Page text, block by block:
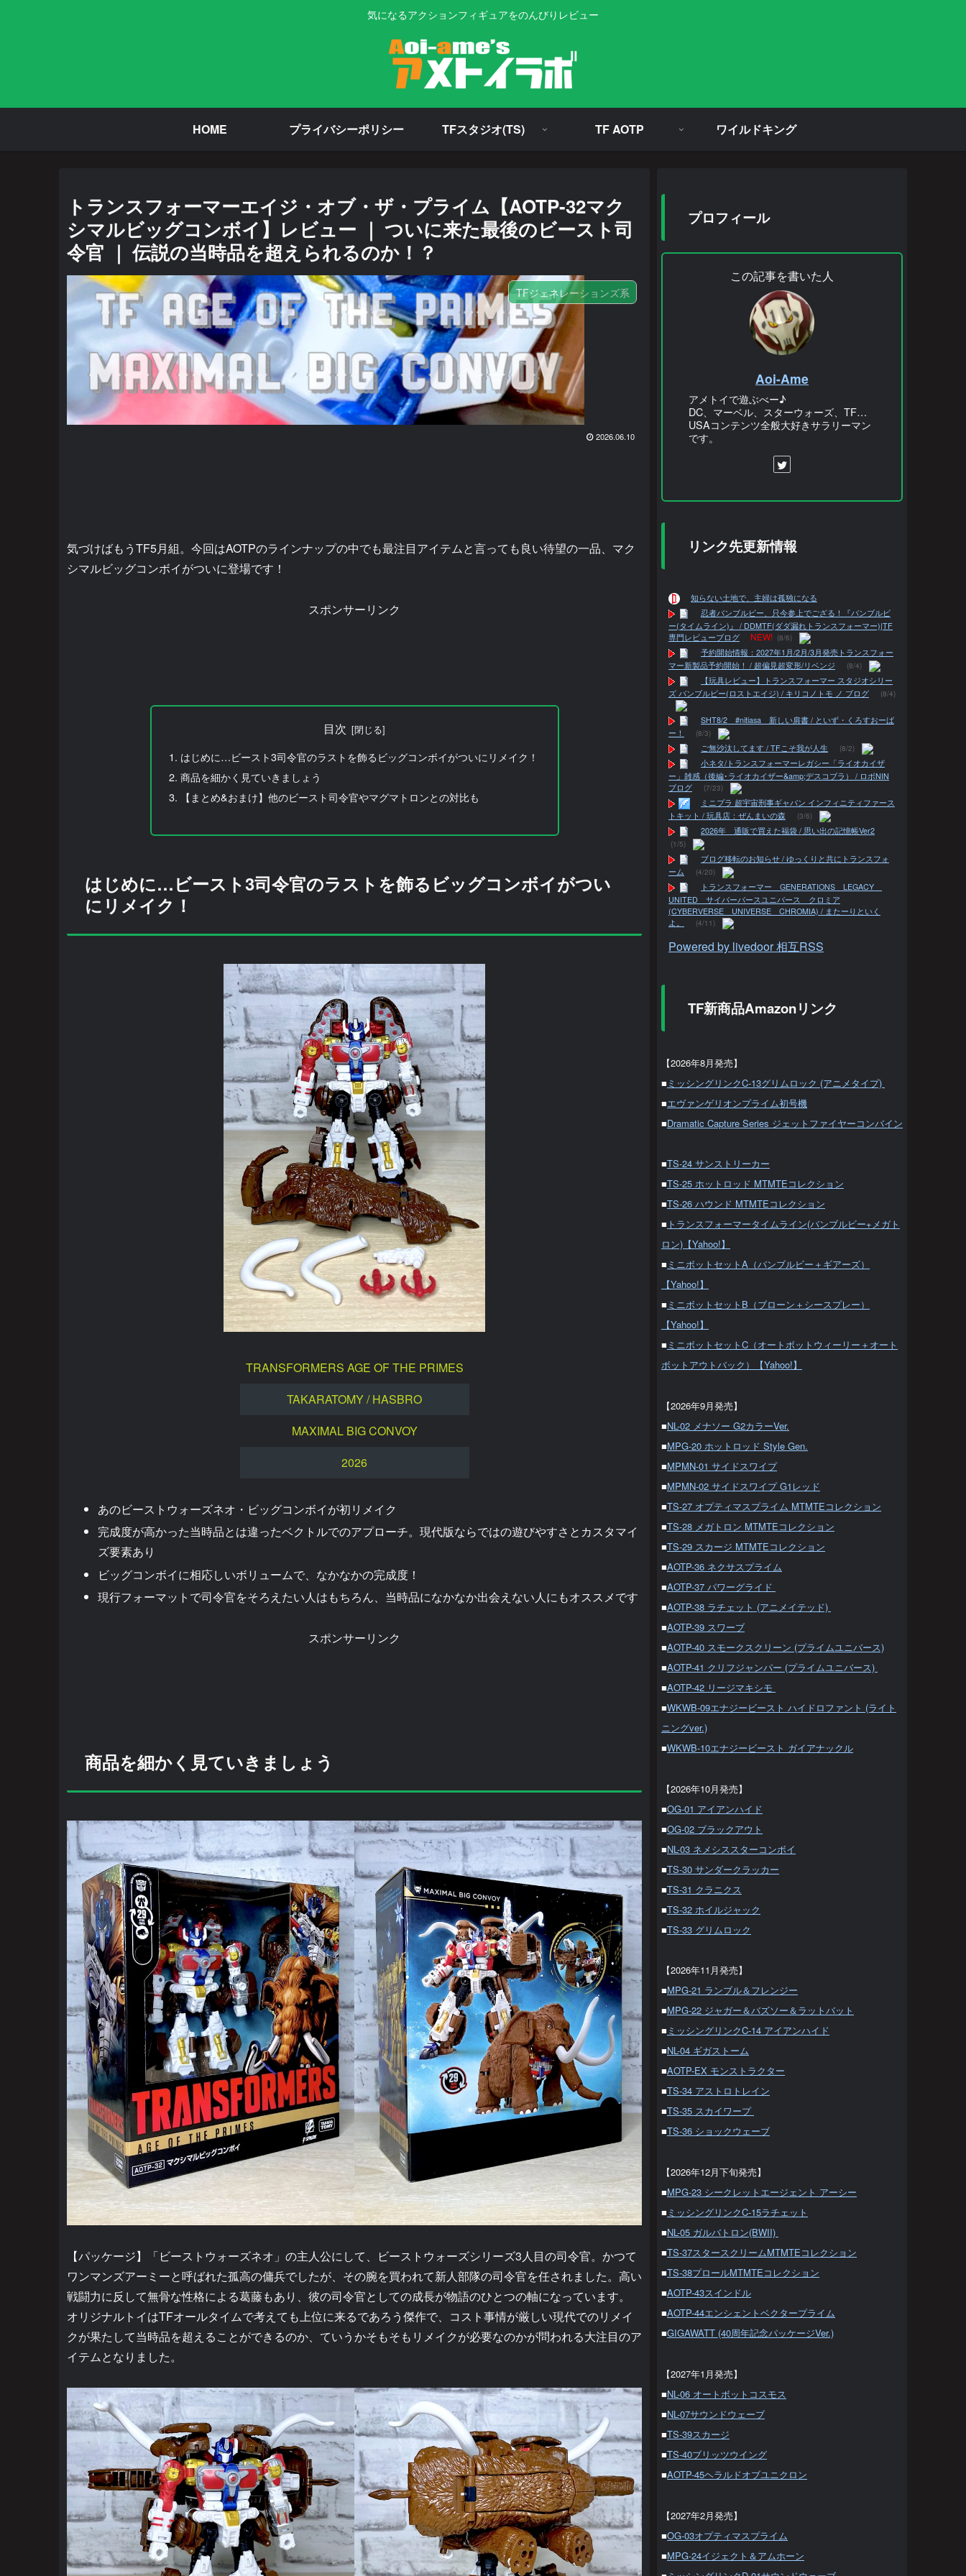
気になるアクションフィギュアをのんびりレビュー
HOME プライバシーポリシー TFスタジオ(TS) TF AOTP ワイルドキング
トランスフォーマーエイジ・オブ・ザ・プライム【AOTP-32マク
シマルビッグコンボイ】レビュー ｜ ついに来た最後のビースト司
令官 ｜ 伝説の当時品を超えられるのか！？
TFジェネレーションズ系
2026.06.10
気づけばもうTF5月組。今回はAOTPのラインナップの中でも最注目アイテムと言っても良い待望の一品、マク
シマルビッグコンボイがついに登場です！
スポンサーリンク
目次
はじめに…ビースト3司令官のラストを飾るビッグコンボイがついにリメイク！
商品を細かく見ていきましょう
【まとめ&おまけ】他のビースト司令官やマグマトロンとの対比も
はじめに…ビースト3司令官のラストを飾るビッグコンボイがつい
にリメイク！
TRANSFORMERS AGE OF THE PRIMES
TAKARATOMY / HASBRO
MAXIMAL BIG CONVOY
2026
あのビーストウォーズネオ・ビッグコンボイが初リメイク
完成度が高かった当時品とは違ったベクトルでのアプローチ。現代版ならではの遊びやすさとカスタマイ
ズ要素あり
ビッグコンボイに相応しいボリュームで、なかなかの完成度！
現行フォーマットで司令官をそろえたい人はもちろん、当時品になかなか出会えない人にもオススメです
スポンサーリンク
商品を細かく見ていきましょう
【パッケージ】「ビーストウォーズネオ」の主人公にして、ビーストウォーズシリーズ3人目の司令官。かつて
ワンマンズアーミーと呼ばれた孤高の傭兵でしたが、その腕を買われて新人部隊の司令官を任されました。高い
戦闘力に反して無骨な性格による葛藤もあり、彼の司令官としての成長が物語のひとつの軸になっています。
オリジナルトイはTFオールタイムで考えても上位に来るであろう傑作で、コスト事情が厳しい現代でのリメイ
クが果たして当時品を超えることができるのか、ていうかそもそもリメイクが必要なのかが問われる大注目のア
イテムとなりました。
プロフィール
この記事を書いた人
Aoi-Ame
アメトイで遊ぶべー♪
DC、マーベル、スターウォーズ、TF…
USAコンテンツ全般大好きサラリーマン
です。
リンク先更新情報
知らない土地で、主婦は孤独になる
忍者バンブルビー、只今参上でござる！『バンブルビ
ー(タイムライン)』 / DDMTF(ダダ漏れトランスフォーマー)|TF
専門レビューブログ
NEW! (8/6)
予約開始情報：2027年1月/2月/3月発売トランスフォー
マー新製品予約開始！ / 超偏見超変形/リベンジ
(8/4)
【玩具レビュー】トランスフォーマー スタジオシリー
ズ バンブルビー(ロストエイジ) / キリコノトモ ノ ブログ
(8/4)
SHT8/2 #nitiasa 新しい肩書 / といず・くろすおーば
ー！
(8/3)
ご無沙汰してます / TFこそ我が人生 (8/2)
小ネタ/トランスフォーマーレガシー「ライオカイザ
ー」雑感（後編･ライオカイザー&amp;デスコブラ） / ロボNIN
ブログ
(7/23)
ミニプラ 超宇宙刑事ギャバン インフィニティファース
トキット / 玩具店：ぜんまいの森
(3/6)
2026年 通販で買えた福袋 / 思い出の記憶帳Ver2
(1/5)
ブログ移転のお知らせ / ゆっくりと共にトランスフォ
ーム
(4/20)
トランスフォーマー GENERATIONS LEGACY
UNITED サイバーバースユニバース クロミア
(CYBERVERSE UNIVERSE CHROMIA) / またーりといく
よ。
(4/11)
Powered by livedoor 相互RSS
TF新商品Amazonリンク
【2026年8月発売】
■ ミッシングリンクC-13グリムロック (アニメタイプ)
■エヴァンゲリオンプライム初号機
■Dramatic Capture Series ジェットファイヤーコンバイン
■TS-24 サンストリーカー
■TS-25 ホットロッド MTMTEコレクション
■TS-26 ハウンド MTMTEコレクション
■ トランスフォーマータイムライン(バンブルビー+メガト
ロン)【Yahoo!】
■ ミニボットセットA（バンブルビー＋ギアーズ）
【Yahoo!】
■ ミニボットセットB（ブローン＋シースプレー）
【Yahoo!】
■ ミニボットセットC（オートボットウィーリー＋オート
ボットアウトバック）【Yahoo!】
【2026年9月発売】
■NL-02 メナソー G2カラーVer.
■MPG-20 ホットロッド Style Gen.
■MPMN-01 サイドスワイプ
■MPMN-02 サイドスワイプ G1レッド
■TS-27 オプティマスプライム MTMTEコレクション
■TS-28 メガトロン MTMTEコレクション
■TS-29 スカージ MTMTEコレクション
■AOTP-36 ネクサスプライム
■AOTP-37 パワーグライド
■AOTP-38 ラチェット (アニメイテッド)
■AOTP-39 スワーブ
■AOTP-40 スモークスクリーン (プライムユニバース)
■AOTP-41 クリフジャンパー (プライムユニバース)
■AOTP-42 リージマキシモ
■WKWB-09エナジービースト ハイドロファント (ライト
ニングver.)
■WKWB-10エナジービースト ガイアナックル
【2026年10月発売】
■OG-01 アイアンハイド
■OG-02 ブラックアウト
■NL-03 ネメシススターコンボイ
■TS-30 サンダークラッカー
■TS-31 クラニクス
■TS-32 ホイルジャック
■TS-33 グリムロック
【2026年11月発売】
■MPG-21 ランブル＆フレンジー
■MPG-22 ジャガー＆バズソー＆ラットバット
■ ミッシングリンクC-14 アイアンハイド
■NL-04 ギガストーム
■AOTP-EX モンストラクター
■TS-34 アストロトレイン
■TS-35 スカイワープ
■TS-36 ショックウェーブ
【2026年12月下旬発売】
■MPG-23 シークレットエージェント アーシー
■ ミッシングリンクC-15ラチェット
■NL-05 ガルバトロン(BWII)
■TS-37スタースクリームMTMTEコレクション
■TS-38プロールMTMTEコレクション
■AOTP-43スインドル
■AOTP-44エンシェントベクタープライム
■GIGAWATT (40周年記念パッケージVer.)
【2027年1月発売】
■NL-06 オートボットコスモス
■NL-07サウンドウェーブ
■TS-39スカージ
■TS-40ブリッツウイング
■AOTP-45ヘラルドオブユニクロン
【2027年2月発売】
■OG-03オプティマスプライム
■MPG-24イジェクト＆アムホーン